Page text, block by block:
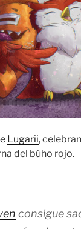
Lugarii,
del búho rojo.
consigue